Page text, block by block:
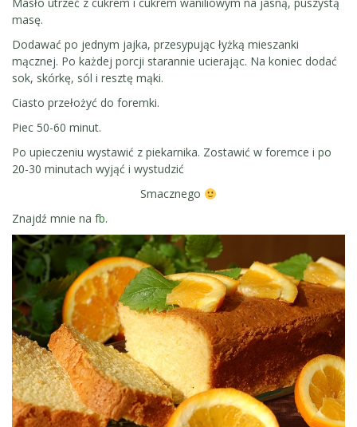
masę.
Dodawać po jednym jajka, przesypując łyżką mieszanki
mącznej. Po każdej porcji starannie ucierając. Na koniec dodać
sok, skórkę, sól i resztę mąki.
Ciasto przełożyć do foremki.
Piec 50-60 minut.
Po upieczeniu wystawić z piekarnika. Zostawić w foremce i po
20-30 minutach wyjąć i wystudzić
Smacznego
Znajdź mnie na fb.